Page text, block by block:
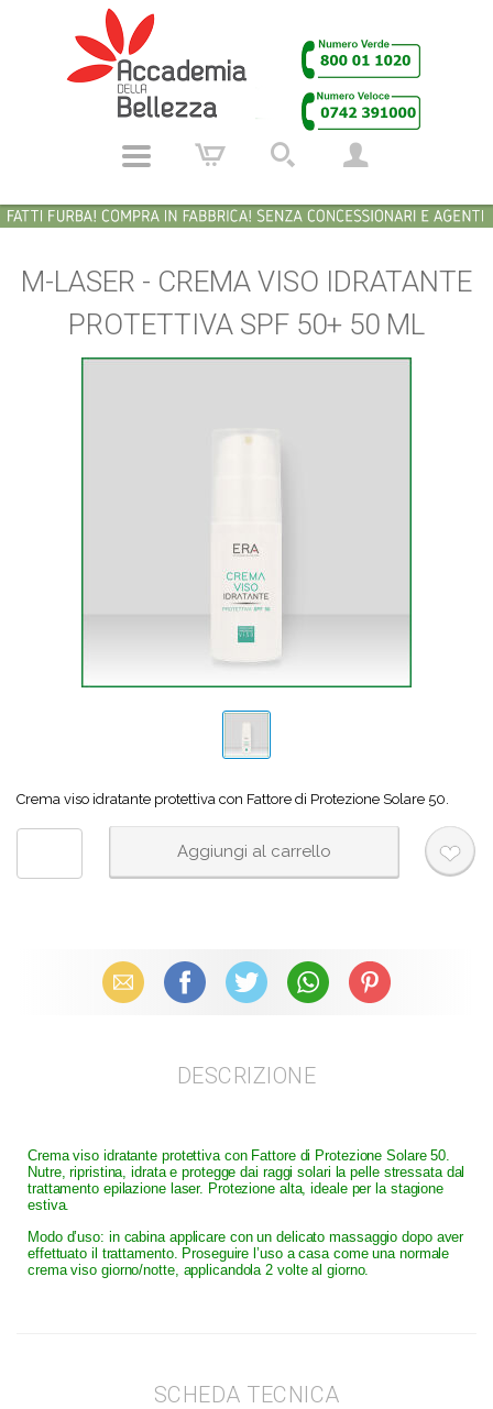
M-LASER - CREMA VISO IDRATANTE
PROTETTIVA SPF 50+ 50 ML
Crema viso idratante protettiva con Fattore di Protezione Solare 50.
Email Facebook X (Twitter) WhatsAppPinterest
DESCRIZIONE
Crema viso idratante protettiva con Fattore di Protezione Solare 50.
Nutre, ripristina, idrata e protegge dai raggi solari la pelle stressata dal
trattamento epilazione laser. Protezione alta, ideale per la stagione
estiva.
Modo d’uso: in cabina applicare con un delicato massaggio dopo aver
effettuato il trattamento. Proseguire l’uso a casa come una normale
crema viso giorno/notte, applicandola 2 volte al giorno.
SCHEDA TECNICA